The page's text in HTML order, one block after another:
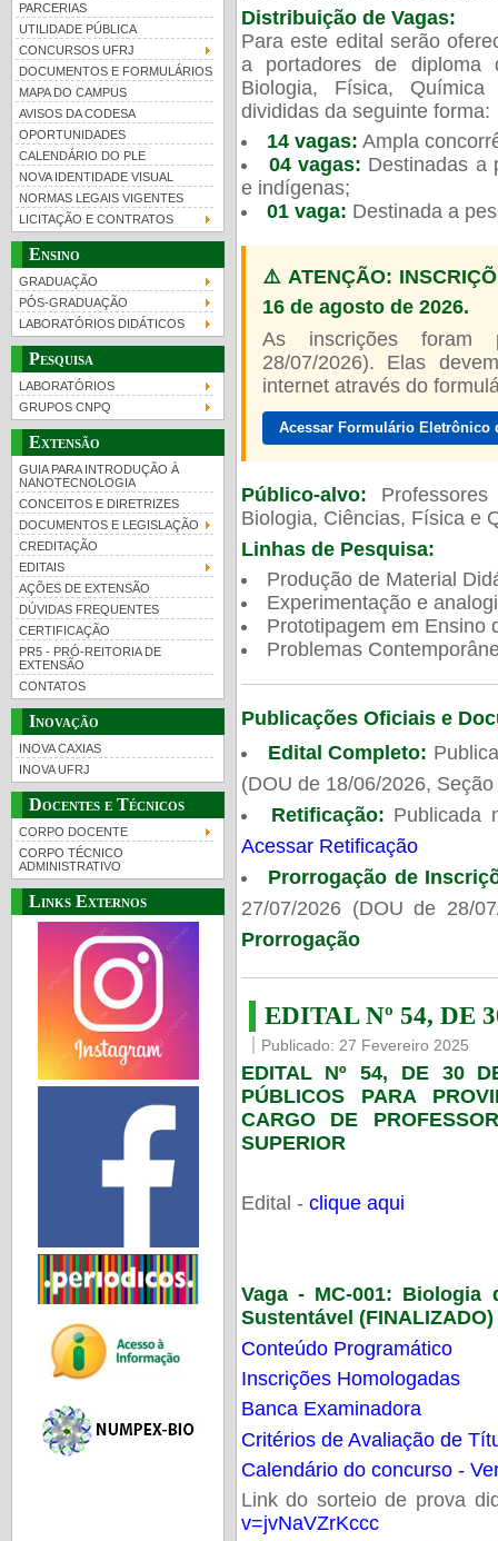
PARCERIAS
UTILIDADE PÚBLICA
CONCURSOS UFRJ
DOCUMENTOS E FORMULÁRIOS
MAPA DO CAMPUS
AVISOS DA CODESA
OPORTUNIDADES
CALENDÁRIO DO PLE
NOVA IDENTIDADE VISUAL
NORMAS LEGAIS VIGENTES
LICITAÇÃO E CONTRATOS
Ensino
GRADUAÇÃO
PÓS-GRADUAÇÃO
LABORATÓRIOS DIDÁTICOS
Pesquisa
LABORATÓRIOS
GRUPOS CNPQ
Extensão
GUIA PARA INTRODUÇÃO À
NANOTECNOLOGIA
CONCEITOS E DIRETRIZES
DOCUMENTOS E LEGISLAÇÃO
CREDITAÇÃO
EDITAIS
AÇÕES DE EXTENSÃO
DÚVIDAS FREQUENTES
CERTIFICAÇÃO
PR5 - PRÓ-REITORIA DE
EXTENSÃO
CONTATOS
Inovação
INOVA CAXIAS
INOVA UFRJ
Docentes e Técnicos
CORPO DOCENTE
CORPO TÉCNICO
ADMINISTRATIVO
Links Externos
Distribuição de Vagas:
Para este edital serão
a portadores de diploma
Biologia, Física,
divididas da seguinte forma:
14 vagas: Ampla
04 vagas: Destinadas a
e indígenas;
01 vaga: Destinada a
⚠️ ATENÇÃO:
16 de agosto de 2026.
As inscrições foram
28/07/2026). Elas
internet através do
Acessar Formulário
Público-alvo:
Biologia, Ciências, Física e
Linhas de Pesquisa:
Produção de Material
Experimentação e
Prototipagem em Ensino
Problemas
Publicações Oficiais e
Edital Completo:
(DOU de 18/06/2026,
Retificação: Publicada
Acessar Retificação
Prorrogação de
27/07/2026 (DOU de 28/
Prorrogação
EDITAL Nº 54, DE
Publicado: 27 Fevereiro 2025
EDITAL Nº 54, DE 30
PÚBLICOS PARA
CARGO DE
SUPERIOR
Edital - clique aqui
Vaga - MC-001: Biologia
Sustentável (FINALIZADO)
Conteúdo Programático
Inscrições Homologadas
Banca Examinadora
Critérios de Avaliação de
Calendário do concurso -
Link do sorteio de prova
v=jvNaVZrKccc
Guia de boas práticas
UFRJ 100 anos